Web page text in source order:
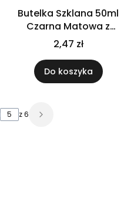
Butelka Szklana 50ml
Czarna Matowa z
kroplomierzem
czarnym
2,47 zł
Do koszyka
z 6